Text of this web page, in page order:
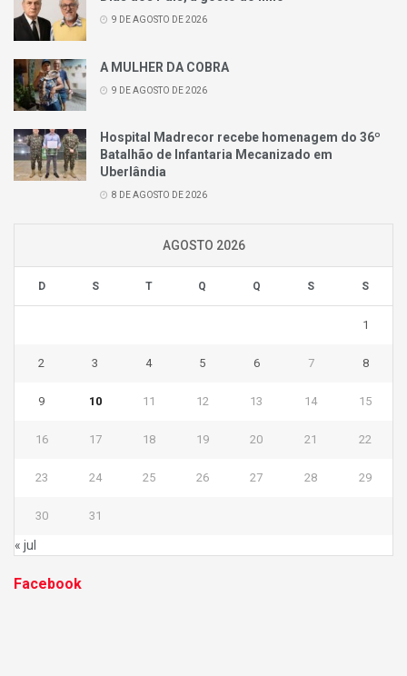
9 DE AGOSTO DE 2026
A MULHER DA COBRA
9 DE AGOSTO DE 2026
Hospital Madrecor recebe homenagem do 36º
Batalhão de Infantaria Mecanizado em
Uberlândia
8 DE AGOSTO DE 2026
AGOSTO 2026
D S T Q Q S S
1
2 3 4 5 6 7 8
9 10 11 12 13 14 15
16 17 18 19 20 21 22
23 24 25 26 27 28 29
30 31
« jul
Facebook